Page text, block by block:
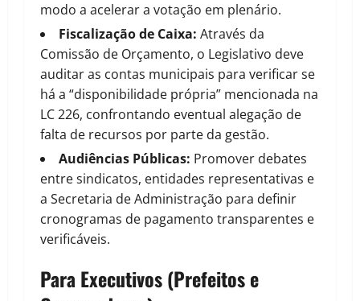
modo a acelerar a votação em plenário.
Fiscalização de Caixa: Através da
Comissão de Orçamento, o Legislativo deve
auditar as contas municipais para verificar se
há a “disponibilidade própria” mencionada na
LC 226, confrontando eventual alegação de
falta de recursos por parte da gestão.
Audiências Públicas: Promover debates
entre sindicatos, entidades representativas e
a Secretaria de Administração para definir
cronogramas de pagamento transparentes e
verificáveis.
Para Executivos (Prefeitos e